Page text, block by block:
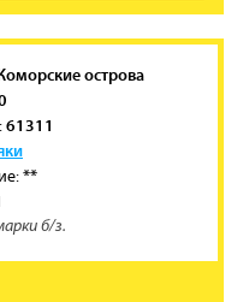
острова
61311
**
б/з.